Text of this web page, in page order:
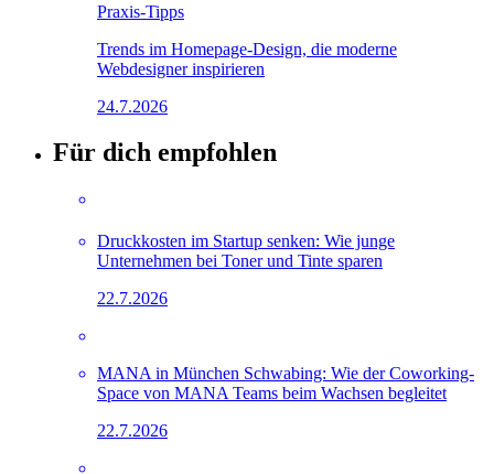
Praxis-Tipps
Trends im Homepage-Design, die moderne
Webdesigner inspirieren
24.7.2026
Für dich empfohlen
Druckkosten im Startup senken: Wie junge
Unternehmen bei Toner und Tinte sparen
22.7.2026
MANA in München Schwabing: Wie der Coworking-
Space von MANA Teams beim Wachsen begleitet
22.7.2026